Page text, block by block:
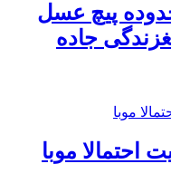
پیچ عسل
جاده